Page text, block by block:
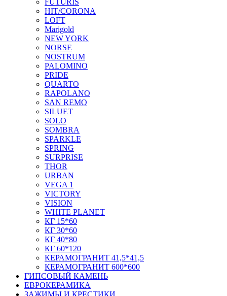
FUTURIS
HIT/CORONA
LOFT
Marigold
NEW YORK
NORSE
NOSTRUM
PALOMINO
PRIDE
QUARTO
RAPOLANO
SAN REMO
SILUET
SOLO
SOMBRA
SPARKLE
SPRING
SURPRISE
THOR
URBAN
VEGA 1
VICTORY
VISION
WHITE PLANET
КГ 15*60
КГ 30*60
КГ 40*80
КГ 60*120
КЕРАМОГРАНИТ 41,5*41,5
КЕРАМОГРАНИТ 600*600
ГИПСОВЫЙ КАМЕНЬ
ЕВРОКЕРАМИКА